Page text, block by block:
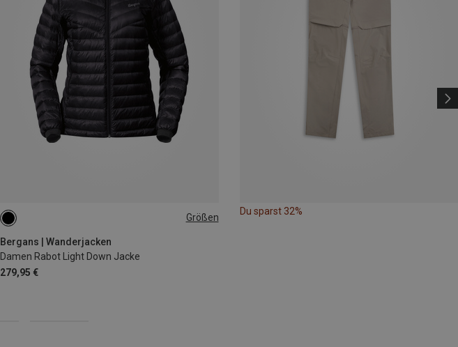
Größen
Bergans | Wanderjacken
Damen Rabot Light Down Jacke
279,95 €
S
Du sparst 32%